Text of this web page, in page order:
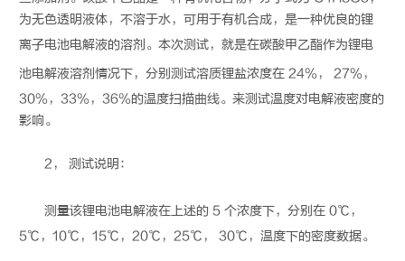
为无色透明液体，不溶于水，可用于有机合成，是一种优良的锂
离子电池电解液的溶剂。本次测试，就是在碳酸甲乙酯作为锂电
池电解液溶剂情况下，分别测试溶质锂盐浓度在 24%， 27%，
30%，33%，36%的温度扫描曲线。来测试温度对电解液密度的
影响。
2， 测试说明：
测量该锂电池电解液在上述的 5 个浓度下，分别在 0℃，
5℃，10℃，15℃，20℃，25℃， 30℃，温度下的密度数据。